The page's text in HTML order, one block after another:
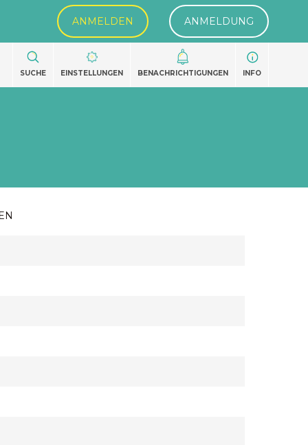
ANMELDEN ANMELDUNG
SUCHE EINSTELLUNGEN BENACHRICHTIGUNGEN INFO